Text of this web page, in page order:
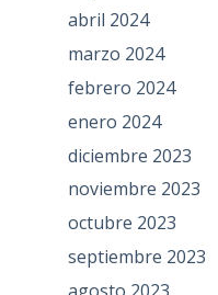
abril 2024
marzo 2024
febrero 2024
enero 2024
diciembre 2023
noviembre 2023
octubre 2023
septiembre 2023